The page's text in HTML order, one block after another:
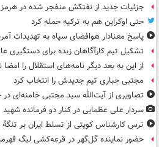
جزئیات جدید از نفتکش منفجر شده در هرمز
حتی اوکراین هم به ترکیه حمله کرد
پاسخ معنادار هوافضای سپاه به تهدیدات
تشکیل تیم کارآگاهان زبده برای دستگیری
از این به بعد دیگر نامه‌های استقلال را
مجتبی جباری تیم جدیدش را انتخاب کرد
تصاویری از آیت‌الله سید مجتبی خامنه‌ای
سردار علی عظمایی در کنار دو فرمانده شهید
ترس کارشناس کویتی از تسلط ایران بر
حضور نماینده گل‌گهر در قرعه‌کشی لیگ